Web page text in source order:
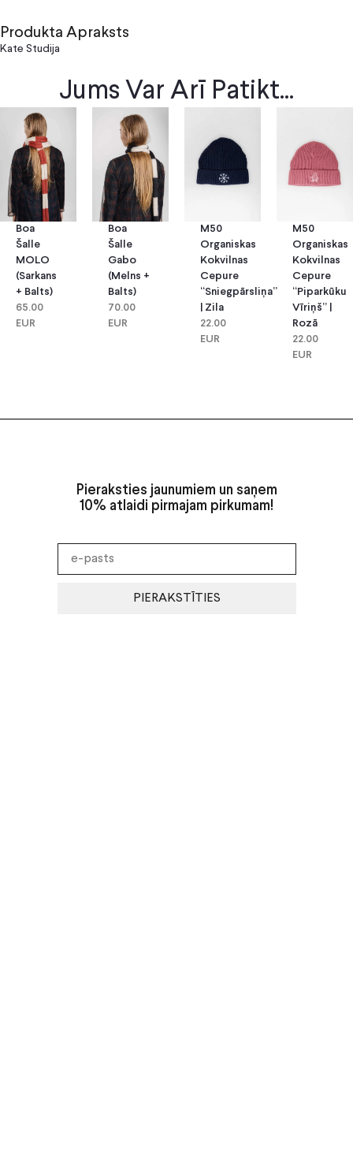
Produkta Apraksts
Kate Studija
Jums Var Arī Patikt...
Boa
Šalle
MOLO
(sarkans
+ Balts)
65.00
EUR
Boa
Šalle
Gabo
(melns +
Balts)
70.00
EUR
M50
Organiskas
Kokvilnas
Cepure
“Sniegpārsliņa”
| Zila
22.00
EUR
M50
Organiskas
Kokvilnas
Cepure
“Piparkūku
Vīriņš” |
Rozā
22.00
EUR
Pieraksties jaunumiem un saņem
10% atlaidi pirmajam pirkumam!
PIERAKSTĪTIES